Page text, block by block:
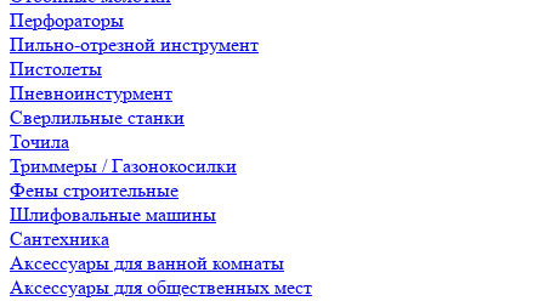
Перфораторы
Пильно-отрезной инструмент
Пистолеты
Пневноинстурмент
Сверлильные станки
Точила
Триммеры / Газонокосилки
Фены строительные
Шлифовальные машины
Сантехника
Аксессуары для ванной комнаты
Аксессуары для общественных мест